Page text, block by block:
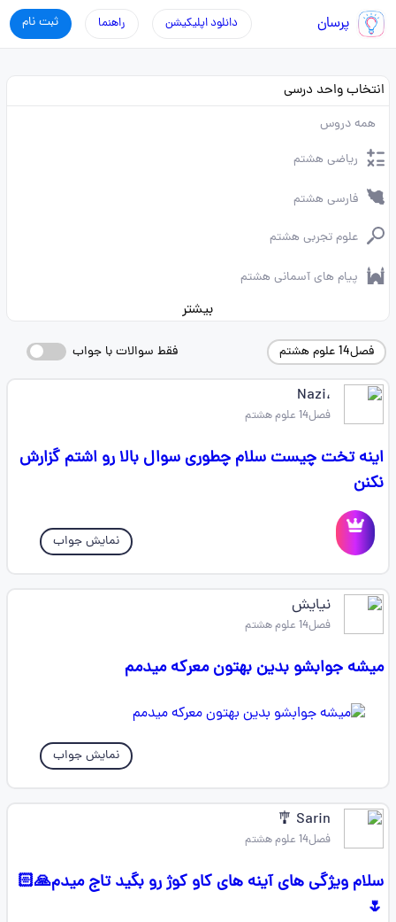
پرسان ثبت نام راهنما دانلود اپلیکیشن
انتخاب واحد درسی
همه دروس
ریاضی هشتم
فارسی هشتم
علوم تجربی هشتم
پیام های آسمانی هشتم
بیشتر
فصل14 علوم هشتم فقط سوالات با جواب
،Nazi
فصل14 علوم هشتم
اینه تخت چیست سلام چطوری سوال بالا رو اشتم گزارش
نکنن
نمایش جواب
نیایش
فصل14 علوم هشتم
میشه جوابشو بدین بهتون معرکه میدمم
نمایش جواب
Sarin 🎐
فصل14 علوم هشتم
سلام ویژگی های آینه های کاو کوژ رو بگید تاج میدم🙏🏻
🌷